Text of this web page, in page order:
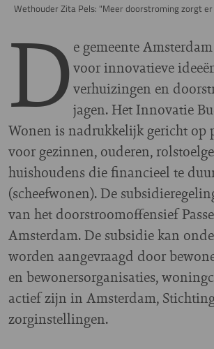
Wethouder Zita Pels: "Meer doorstroming zorgt
D e gemeente
voor innovatieve
verhuizingen en
jagen. Het Innovatie
Wonen is nadrukkelijk gericht op
voor gezinnen, ouderen,
huishoudens die financieel te
(scheefwonen). De
van het doorstroomoffensief
Amsterdam. De subsidie kan
worden aangevraagd door
en bewonersorganisaties,
actief zijn in Amsterdam,
zorginstellingen.